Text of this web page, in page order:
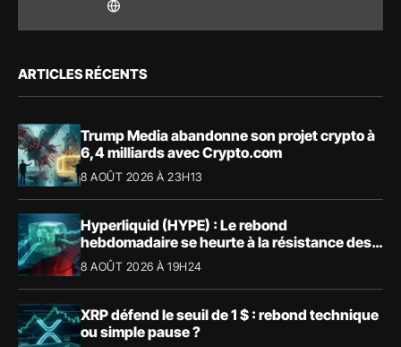
ARTICLES RÉCENTS
Trump Media abandonne son projet crypto à
6,4 milliards avec Crypto.com
8 AOÛT 2026 À 23H13
Hyperliquid (HYPE) : Le rebond
hebdomadaire se heurte à la résistance des
57,90 $
8 AOÛT 2026 À 19H24
XRP défend le seuil de 1 $ : rebond technique
ou simple pause ?